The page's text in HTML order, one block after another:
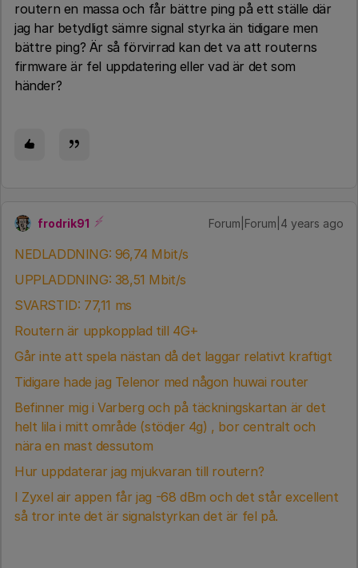
routern en massa och får bättre ping på ett ställe där
jag har betydligt sämre signal styrka än tidigare men
bättre ping? Är så förvirrad kan det va att routerns
firmware är fel uppdatering eller vad är det som
händer?
frodrik91 Forum|Forum|4 years ago
NEDLADDNING: 96,74 Mbit/s
UPPLADDNING: 38,51 Mbit/s
SVARSTID: 77,11 ms
Routern är uppkopplad till 4G+
Går inte att spela nästan då det laggar relativt kraftigt
Tidigare hade jag Telenor med någon huwai router
Befinner mig i Varberg och på täckningskartan är det
helt lila i mitt område (stödjer 4g) , bor centralt och
nära en mast dessutom
Hur uppdaterar jag mjukvaran till routern?
I Zyxel air appen får jag -68 dBm och det står excellent
så tror inte det är signalstyrkan det är fel på.